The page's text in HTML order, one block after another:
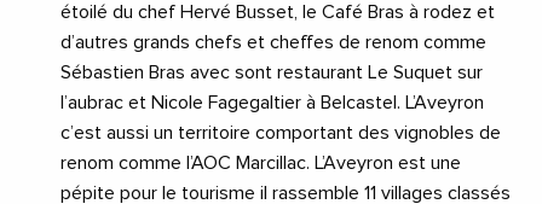
étoilé du chef Hervé Busset, le Café Bras à rodez et
d’autres grands chefs et cheffes de renom comme
Sébastien Bras avec sont restaurant Le Suquet sur
l’aubrac et Nicole Fagegaltier à Belcastel. L’Aveyron
c’est aussi un territoire comportant des vignobles de
renom comme l’AOC Marcillac. L’Aveyron est une
pépite pour le tourisme il rassemble 11 villages classés